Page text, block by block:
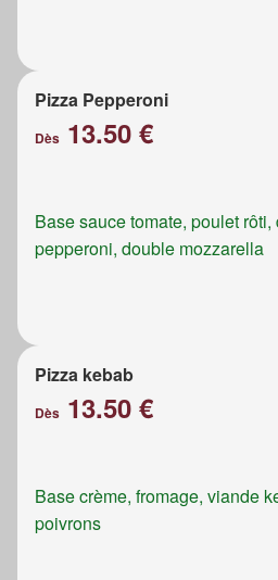
Pizza Pepperoni
Dès 13.50 €
Base sauce tomate, poulet
pepperoni, double mozzarella
Pizza kebab
Dès 13.50 €
Base crème, fromage, viande
poivrons